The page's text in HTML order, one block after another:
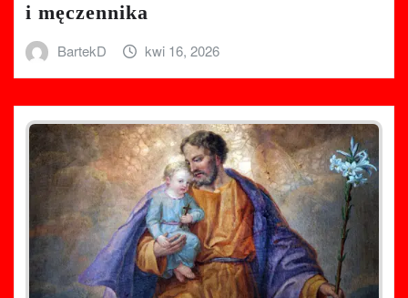
i męczennika
BartekD kwi 16, 2026